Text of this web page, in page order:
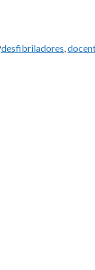
Etiquetas
desfibriladores